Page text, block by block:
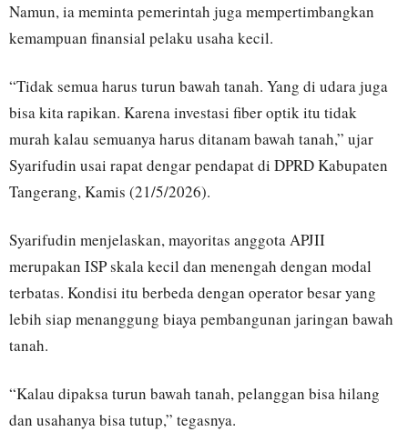
Namun, ia meminta pemerintah juga mempertimbangkan
kemampuan finansial pelaku usaha kecil.
“Tidak semua harus turun bawah tanah. Yang di udara juga
bisa kita rapikan. Karena investasi fiber optik itu tidak
murah kalau semuanya harus ditanam bawah tanah,” ujar
Syarifudin usai rapat dengar pendapat di DPRD Kabupaten
Tangerang, Kamis (21/5/2026).
Syarifudin menjelaskan, mayoritas anggota APJII
merupakan ISP skala kecil dan menengah dengan modal
terbatas. Kondisi itu berbeda dengan operator besar yang
lebih siap menanggung biaya pembangunan jaringan bawah
tanah.
“Kalau dipaksa turun bawah tanah, pelanggan bisa hilang
dan usahanya bisa tutup,” tegasnya.